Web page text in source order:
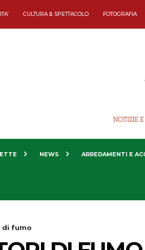
CULTURA & SPETTACOLO FOTOGRAFIA
NEWS ARREDAMENTI E
di fumo